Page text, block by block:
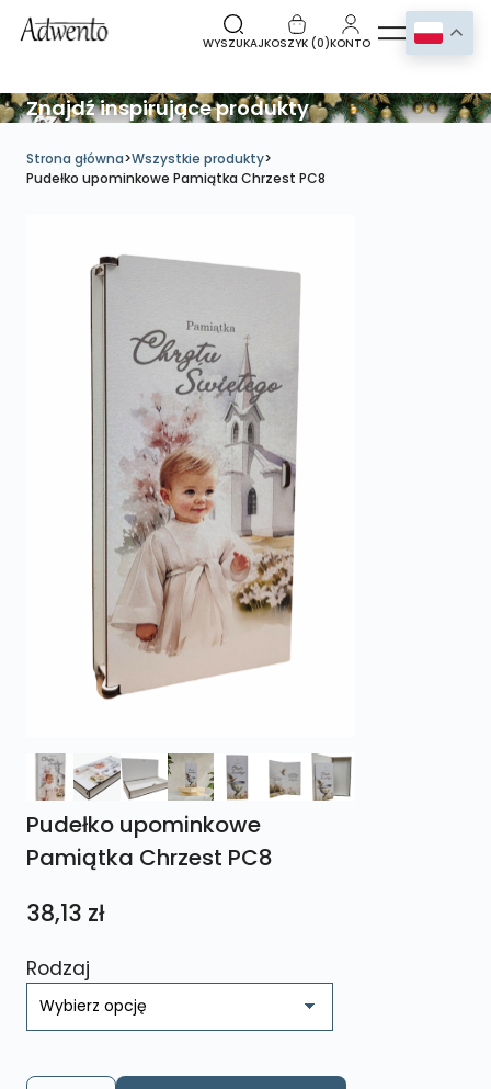
WYSZUKAJKOSZYK (0)KONTO
Znajdź inspirujące produkty
Strona główna>Wszystkie produkty>
Pudełko upominkowe Pamiątka Chrzest PC8
Pudełko upominkowe
Pamiątka Chrzest PC8
38,13 zł
Rodzaj